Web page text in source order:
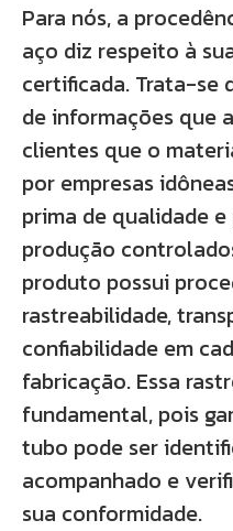
Para nós, a
aço diz respeito à
certificada. Trata-se
de informações que
clientes que o
por empresas
prima de qualidade
produção
produto possui
rastreabilidade,
confiabilidade em
fabricação. Essa
fundamental, pois
tubo pode ser
acompanhado e
sua conformidade.